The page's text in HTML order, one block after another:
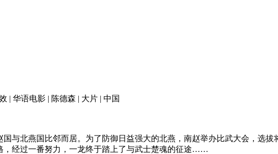
语电影 | 陈德森 | 大片 | 中国
北燕国比邻而居。为了防御日益强大的北燕，南赵举办比武大会，选拔
，经过一番努力，一龙终于踏上了与武士楚魂的征途……